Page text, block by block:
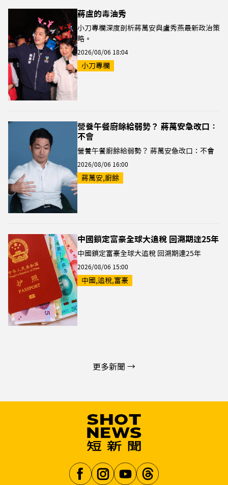
蔣盧的毒油秀
小刀專欄深度剖析蔣萬安與盧秀燕最新政治策
略。
2026/08/06 18:04
小刀專欄
營養午餐廚餘給弱勢？ 蔣萬安急改口：
不會
營養午餐廚餘給弱勢？ 蔣萬安急改口：不會
2026/08/06 16:00
蔣萬安,廚餘
中國鎖定富豪全球大追稅 回溯期達25年
中國鎖定富豪全球大追稅 回溯期達25年
2026/08/06 15:00
中國,追稅,富豪
更多新聞 →